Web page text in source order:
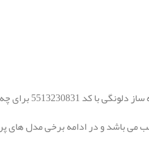
برای چه مدل هایی مناسب است؟
می باشد و در ادامه برخی مدل